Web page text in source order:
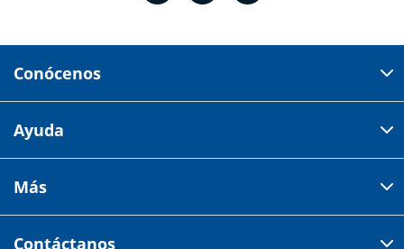
Conócenos
Av 18 de marzo # 309. Colonia la Nogalera.
Tiendas
Ayuda
Centro de ayuda
Más
Contáctanos